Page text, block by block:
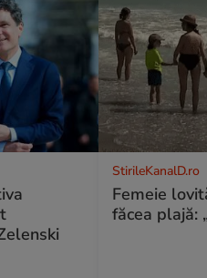
StirileKanalD.ro
Femeie
făcea plajă: